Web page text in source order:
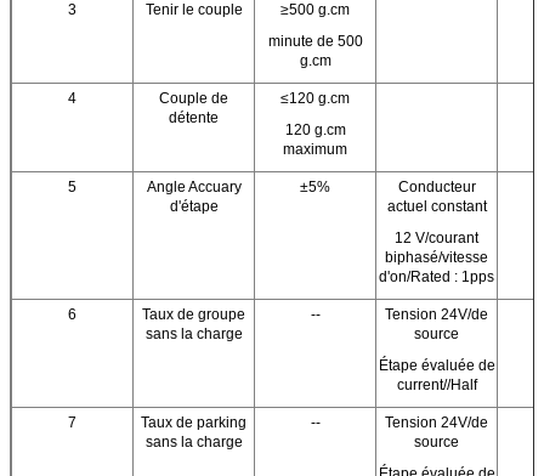
3
Tenir le couple
≥500 g.cm
minute de 500
g.cm
4
Couple de
détente
≤120 g.cm
120 g.cm
maximum
5
Angle Accuary
d'étape
±5%
Conducteur
actuel constant
12 V/courant
biphasé/vitesse
d'on/Rated : 1pps
6
Taux de groupe
sans la charge
--
Tension 24V/de
source
Étape évaluée de
current//Half
7
Taux de parking
sans la charge
--
Tension 24V/de
source